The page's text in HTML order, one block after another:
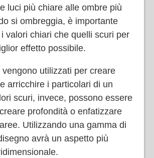
luci più chiare alle ombre più
si ombreggia, è importante
valori chiari che quelli scuri per
effetto possibile.
vengono utilizzati per creare
arricchire i particolari di un
scuri, invece, possono essere
profondità o enfatizzare
Utilizzando una gamma di
avrà un aspetto più